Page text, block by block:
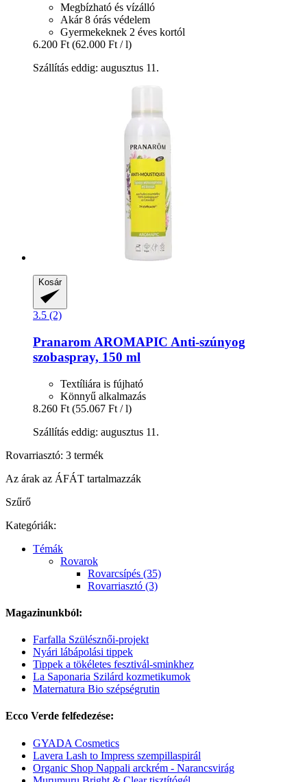
Megbízható és vízálló
Akár 8 órás védelem
Gyermekeknek 2 éves kortól
6.200 Ft (62.000 Ft / l)
Szállítás eddig: augusztus 11.
Kosár
3.5 (2)
Pranarom AROMAPIC Anti-​szúnyog
szobaspray, 150 ml
Textíliára is fújható
Könnyű alkalmazás
8.260 Ft (55.067 Ft / l)
Szállítás eddig: augusztus 11.
Rovarriasztó: 3 termék
Az árak az ÁFÁT tartalmazzák
Szűrő
Kategóriák:
Témák
Rovarok
Rovarcsípés (35)
Rovarriasztó (3)
Magazinunkból:
Farfalla Szülésznői-projekt
Nyári lábápolási tippek
Tippek a tökéletes fesztivál-sminkhez
La Saponaria Szilárd kozmetikumok
Maternatura Bio szépségrutin
Ecco Verde felfedezése:
GYADA Cosmetics
Lavera Lash to Impress szempillaspirál
Organic Shop Nappali arckrém - Narancsvirág